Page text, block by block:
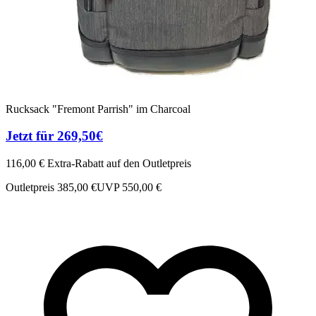
Rucksack "Fremont Parrish" im Charcoal
Jetzt für 269,50€
116,00 € Extra-Rabatt auf den Outletpreis
Outletpreis 385,00 €UVP 550,00 €